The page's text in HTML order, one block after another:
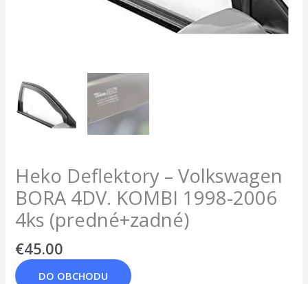
Heko Deflektory – Volkswagen
BORA 4DV. KOMBI 1998-2006
4ks (predné+zadné)
€45.00
DO OBCHODU